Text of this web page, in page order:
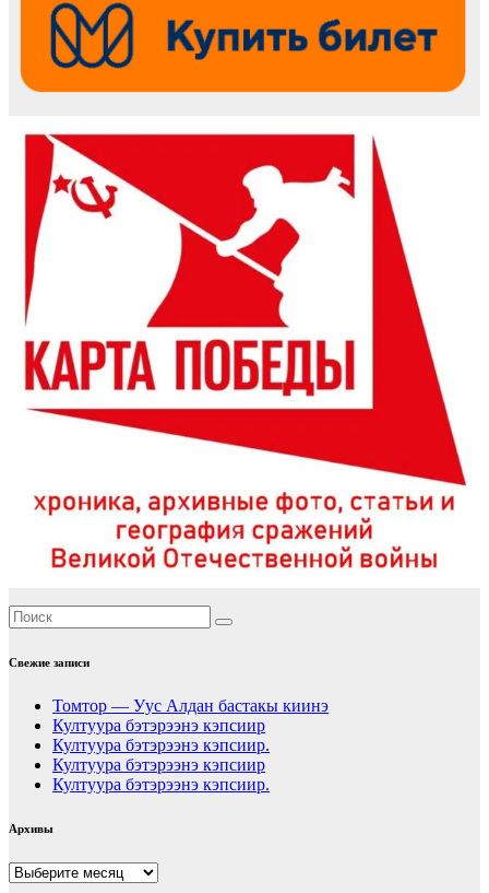
Свежие записи
Томтор — Уус Алдан бастакы киинэ
Култуура бэтэрээнэ кэпсиир
Култуура бэтэрээнэ кэпсиир.
Култуура бэтэрээнэ кэпсиир
Култуура бэтэрээнэ кэпсиир.
Архивы
Архивы